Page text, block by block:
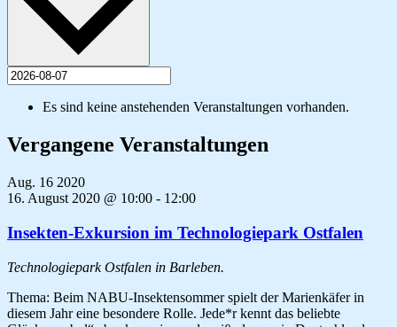
Es sind keine anstehenden Veranstaltungen vorhanden.
Vergangene Veranstaltungen
Aug. 16 2020
16. August 2020 @ 10:00 - 12:00
Insekten-Exkursion im Technologiepark Ostfalen
Technologiepark Ostfalen in Barleben.
Thema: Beim NABU-Insektensommer spielt der Marienkäfer in
diesem Jahr eine besondere Rolle. Jede*r kennt das beliebte